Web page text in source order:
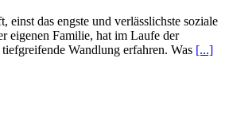
einst das engste und verlässlichste soziale
eigenen Familie, hat im Laufe der
Wandlung erfahren. Was [...]